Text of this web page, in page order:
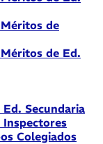
de
de Ed.
Secundaria
Colegiados